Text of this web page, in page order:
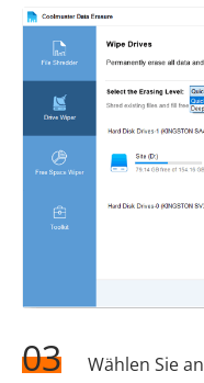
03
Wählen Sie